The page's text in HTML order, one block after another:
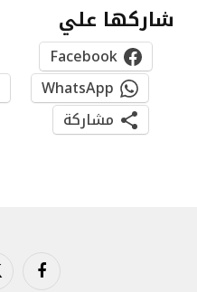
شاركها علي
Facebook
WhatsApp
مشاركة
فيسبوك